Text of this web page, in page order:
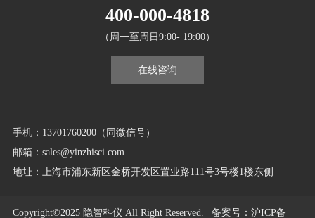
手机：13701760200（同微信号）
邮箱：sales@yinzhisci.com
地址：上海市浦东新区金桥开发区置业路111号3号楼1楼东侧
400-000-4818
（周一至周日9:00- 19:00）
在线咨询
Copyright©2025 隐智科仪 All Right Reserved. 备案号：沪ICP备